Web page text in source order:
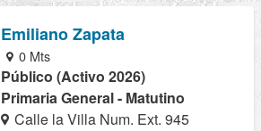
Emiliano Zapata
0 Mts
Público (Activo 2026)
Primaria General - Matutino
Calle la Villa Num. Ext. 945